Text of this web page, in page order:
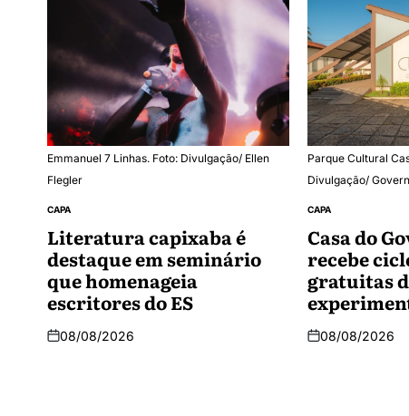
Emmanuel 7 Linhas. Foto: Divulgação/ Ellen
Flegler
CAPA
Literatura capixaba é
destaque em seminário
que homenageia
escritores do ES
08/08/2026
Parque Cultural
Divulgação/
CAPA
Casa do
recebe
gratuitas
08/08/2026